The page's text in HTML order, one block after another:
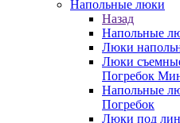
Напольные люки
Назад
Напольные
Люки
Люки
Погребок
Напольные
Погребок
Люки под